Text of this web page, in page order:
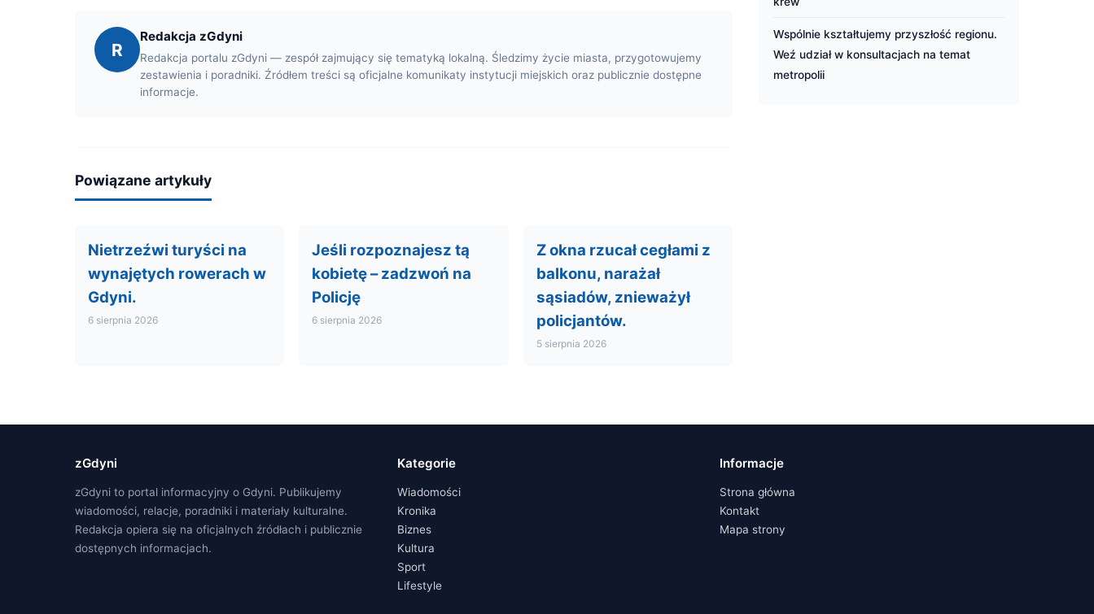
R
Redakcja zGdyni
Redakcja portalu zGdyni — zespół zajmujący się tematyką lokalną. Śledzimy życie miasta, przygotowujemy
zestawienia i poradniki. Źródłem treści są oficjalne komunikaty instytucji miejskich oraz publicznie dostępne
informacje.
Powiązane artykuły
Nietrzeźwi turyści na
wynajętych rowerach w
Gdyni.
6 sierpnia 2026
Jeśli rozpoznajesz tą
kobietę – zadzwoń na
Policję
6 sierpnia 2026
Z okna rzucał cegłami z
balkonu, narażał
sąsiadów, znieważył
policjantów.
5 sierpnia 2026
Wspólnie kształtujemy przyszłość regionu.
Weź udział w konsultacjach na temat
metropolii
zGdyni
zGdyni to portal informacyjny o Gdyni. Publikujemy
wiadomości, relacje, poradniki i materiały kulturalne.
Redakcja opiera się na oficjalnych źródłach i publicznie
dostępnych informacjach.
Kategorie
Wiadomości
Kronika
Biznes
Kultura
Sport
Lifestyle
Informacje
Strona główna
Kontakt
Mapa strony